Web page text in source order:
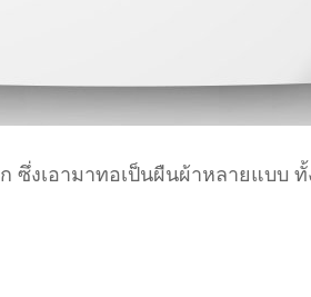
งเอามาทอเป็นผืนผ้าหลายแบบ